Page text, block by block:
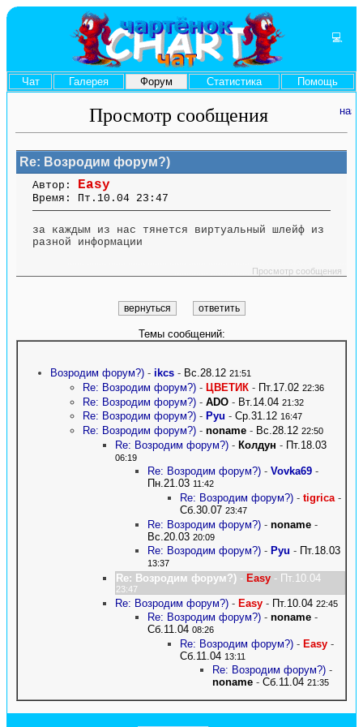
💻
Чат Галерея Форум Статистика Помощь
Просмотр сообщения
Re: Возродим форум?)
Автор: Easy
Время: Пт.10.04 23:47
за каждым из нас тянется виртуальный шлейф из
разной информации
Просмотр сообщения
Темы сообщений:
Возродим форум?) - ikcs - Вс.28.12 21:51
Re: Возродим форум?) - ЦВЕТИК - Пт.17.02 22:36
Re: Возродим форум?) - ADO - Вт.14.04 21:32
Re: Возродим форум?) - Pyu - Ср.31.12 16:47
Re: Возродим форум?) - noname - Вс.28.12 22:50
Re: Возродим форум?) - Колдун - Пт.18.03
06:19
Re: Возродим форум?) - Vovka69 -
Пн.21.03 11:42
Re: Возродим форум?) - tigrica -
Сб.30.07 23:47
Re: Возродим форум?) - noname -
Вс.20.03 20:09
Re: Возродим форум?) - Pyu - Пт.18.03
13:37
Re: Возродим форум?) - Easy - Пт.10.04
23:47
Re: Возродим форум?) - Easy - Пт.10.04 22:45
Re: Возродим форум?) - noname -
Сб.11.04 08:26
Re: Возродим форум?) - Easy -
Сб.11.04 13:11
Re: Возродим форум?) -
noname - Сб.11.04 21:35